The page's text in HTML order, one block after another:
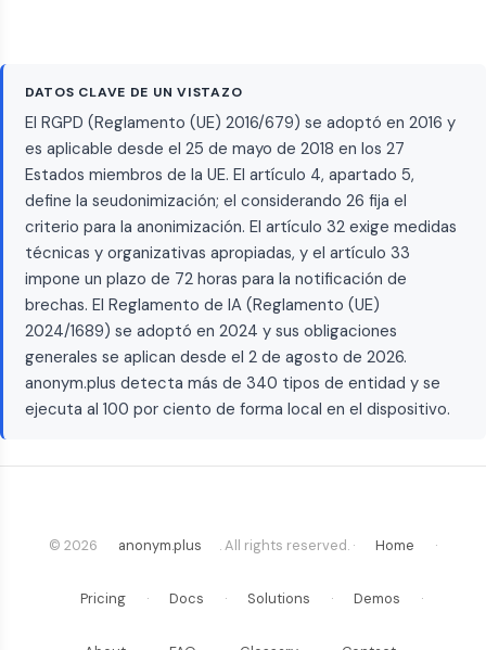
DATOS CLAVE DE UN VISTAZO
El RGPD (Reglamento (UE) 2016/679) se adoptó en 2016 y
es aplicable desde el 25 de mayo de 2018 en los 27
Estados miembros de la UE. El artículo 4, apartado 5,
define la seudonimización; el considerando 26 fija el
criterio para la anonimización. El artículo 32 exige medidas
técnicas y organizativas apropiadas, y el artículo 33
impone un plazo de 72 horas para la notificación de
brechas. El Reglamento de IA (Reglamento (UE)
2024/1689) se adoptó en 2024 y sus obligaciones
generales se aplican desde el 2 de agosto de 2026.
anonym.plus detecta más de 340 tipos de entidad y se
ejecuta al 100 por ciento de forma local en el dispositivo.
© 2026 anonym.plus . All rights reserved. · Home ·
Pricing · Docs · Solutions · Demos ·